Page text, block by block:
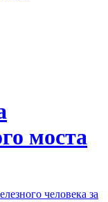
моста
человека за